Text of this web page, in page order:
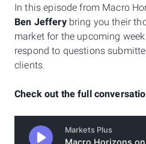
In this episode from Macro
Ben Jefferybring you their
market for the upcoming
respond to questions
clients.
Check out the full